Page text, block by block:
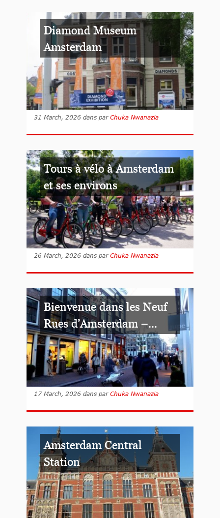
Diamond Museum
Amsterdam
31 March, 2026 dans par Chuka Nwanazia
Tours à vélo à Amsterdam
et ses environs
26 March, 2026 dans par Chuka Nwanazia
Bienvenue dans les Neuf
Rues d’Amsterdam –...
17 March, 2026 dans par Chuka Nwanazia
Amsterdam Central
Station